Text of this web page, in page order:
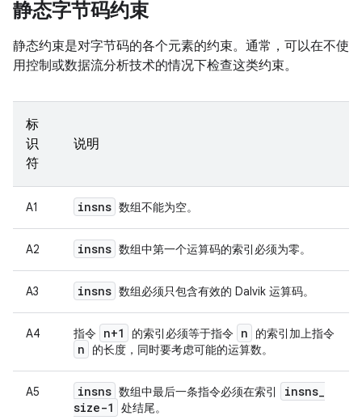
静态字节码约束
静态约束是对字节码的各个元素的约束。通常，可以在不使
用控制或数据流分析技术的情况下检查这类约束。
标
识
符
说明
A1 insns 数组不能为空。
A2 insns 数组中第一个运算码的索引必须为零。
A3 insns 数组必须只包含有效的 Dalvik 运算码。
A4 指令 n+1 的索引必须等于指令 n 的索引加上指令
n 的长度，同时要考虑可能的运算数。
A5 insns 数组中最后一条指令必须在索引 insns_
size-1
处结尾。